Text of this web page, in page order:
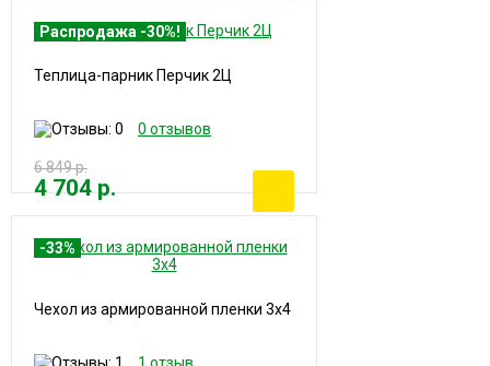
Распродажа -30%!
Теплица-парник Перчик 2Ц
0 отзывов
6 849 р.
4 704 р.
-33%
Чехол из армированной пленки 3х4